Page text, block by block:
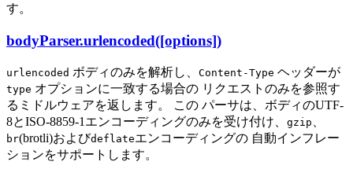
す。
bodyParser.urlencoded([options])
urlencoded ボディのみを解析し、 Content-Type ヘッダーが
type オプションに一致する場合の リクエストのみを参照す
るミドルウェアを返します。 この パーサは、ボディのUTF-
8とISO-8859-1エンコーディングのみを受け付け、 gzip
br(brotli)およびdeflateエンコーディングの 自動インフレー
ションをサポートします。